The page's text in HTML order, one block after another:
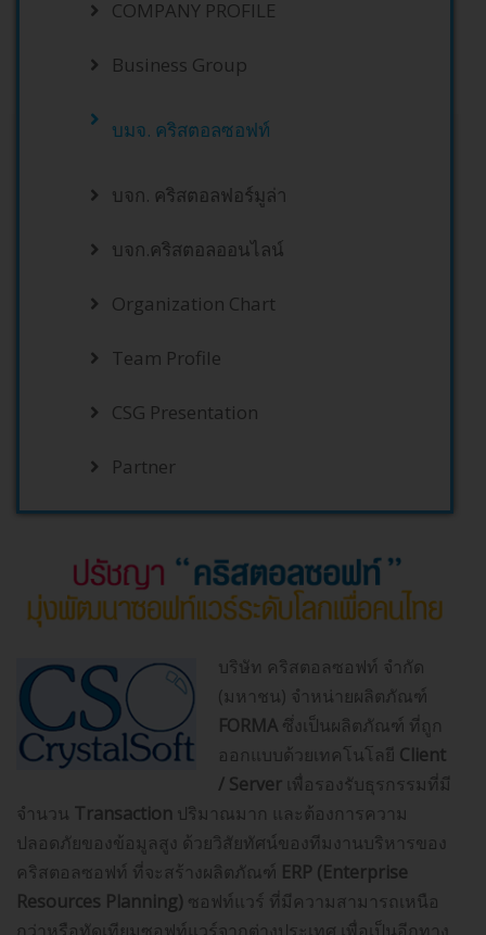
COMPANY PROFILE
Business Group
บมจ. คริสตอลซอฟท์
บจก. คริสตอลฟอร์มูล่า
บจก.คริสตอลออนไลน์
Organization Chart
Team Profile
CSG Presentation
Partner
บริษัท คริสตอลซอฟท์ จำกัด
(มหาชน) จำหน่ายผลิตภัณฑ์
FORMA ซึ่งเป็นผลิตภัณฑ์ ที่ถูก
ออกแบบด้วยเทคโนโลยี Client
/ Server เพื่อรองรับธุรกรรมที่มี
จำนวน Transaction ปริมาณมาก และต้องการความ
ปลอดภัยของข้อมูลสูง ด้วยวิสัยทัศน์ของทีมงานบริหารของ
คริสตอลซอฟท์ ที่จะสร้างผลิตภัณฑ์ ERP (Enterprise
Resources Planning) ซอฟท์แวร์ ที่มีความสามารถเหนือ